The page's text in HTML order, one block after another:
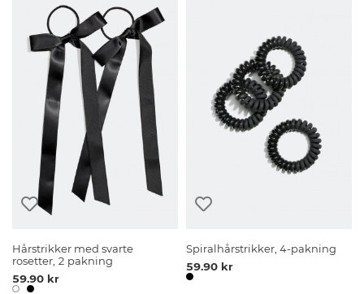
Hårstrikker med svarte
rosetter, 2 pakning
59.90 kr
Spiralhårstrikker, 4-pakning
59.90 kr